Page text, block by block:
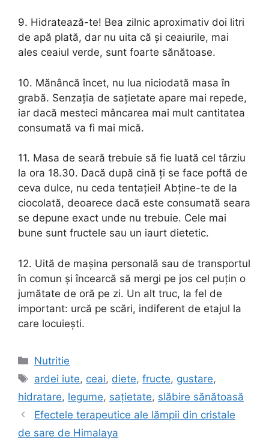
9. Hidratează-te! Bea zilnic aproximativ doi litri
de apă plată, dar nu uita că şi ceaiurile, mai
ales ceaiul verde, sunt foarte sănătoase.
10. Mănâncă încet, nu lua niciodată masa în
grabă. Senzaţia de saţietate apare mai repede,
iar dacă mesteci mâncarea mai mult cantitatea
consumată va fi mai mică.
11. Masa de seară trebuie să fie luată cel târziu
la ora 18.30. Dacă după cină ţi se face poftă de
ceva dulce, nu ceda tentaţiei! Abţine-te de la
ciocolată, deoarece dacă este consumată seara
se depune exact unde nu trebuie. Cele mai
bune sunt fructele sau un iaurt dietetic.
12. Uită de maşina personală sau de transportul
în comun şi încearcă să mergi pe jos cel puţin o
jumătate de oră pe zi. Un alt truc, la fel de
important: urcă pe scări, indiferent de etajul la
care locuieşti.
Categorii
Nutritie
Etichete
ardei iute, ceai, diete,fructe, gustare,
hidratare, legume, sațietate, slăbire sănătoasă
Efectele terapeutice ale lămpii din cristale
de sare de Himalaya